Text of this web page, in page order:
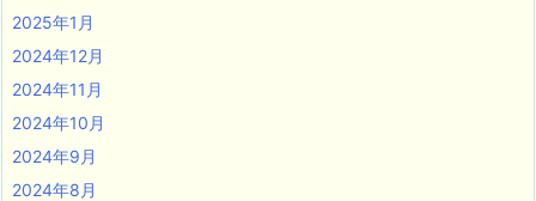
2025年1月
2024年12月
2024年11月
2024年10月
2024年9月
2024年8月